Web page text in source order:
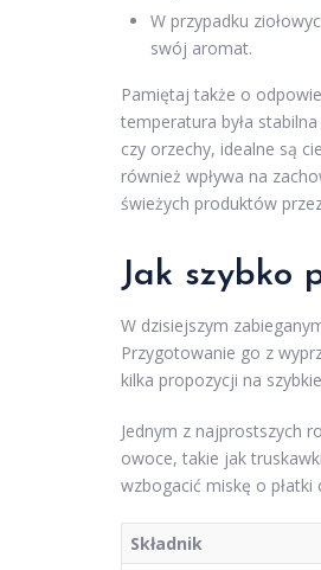
W przypadku
swój aromat.
Pamiętaj także o
temperatura była
czy orzechy, idealne są
również wpływa na
świeżych produktów
Jak szybko
W dzisiejszym
Przygotowanie go z
kilka propozycji na
Jednym z najprostszych
owoce, takie jak
wzbogacić miskę o płatki
Składnik